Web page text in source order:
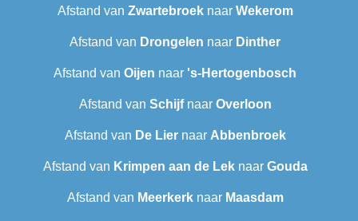
Afstand van Zwartebroeknaar Wekerom
Afstand van Drongelen naar Dinther
Afstand van Oijen naar 's-Hertogenbosch
Afstand van Schijfnaar Overloon
Afstand van De Liernaar Abbenbroek
Afstand van Krimpen aan de Leknaar Gouda
Afstand van Meerkerknaar Maasdam